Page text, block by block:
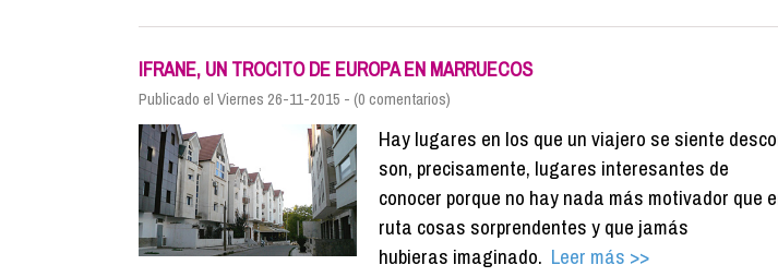
IFRANE, UN TROCITO DE EUROPA EN MARRUECOS
Publicado el Viernes 26-11-2015 - (0 comentarios)
Hay lugares en los que un viajero se siente
son, precisamente, lugares interesantes de
conocer porque no hay nada más motivador que
ruta cosas sorprendentes y que jamás
hubieras imaginado. Leer más >>